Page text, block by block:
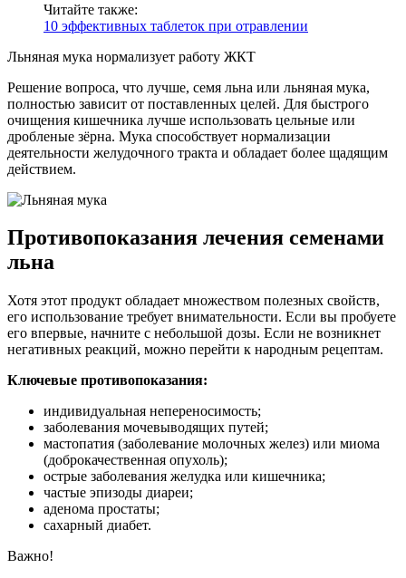
Читайте также:
10 эффективных таблеток при отравлении
Льняная мука нормализует работу ЖКТ
Решение вопроса, что лучше, семя льна или льняная мука,
полностью зависит от поставленных целей. Для быстрого
очищения кишечника лучше использовать цельные или
дробленые зёрна. Мука способствует нормализации
деятельности желудочного тракта и обладает более щадящим
действием.
Противопоказания лечения семенами
льна
Хотя этот продукт обладает множеством полезных свойств,
его использование требует внимательности. Если вы пробуете
его впервые, начните с небольшой дозы. Если не возникнет
негативных реакций, можно перейти к народным рецептам.
Ключевые противопоказания:
индивидуальная непереносимость;
заболевания мочевыводящих путей;
мастопатия (заболевание молочных желез) или миома
(доброкачественная опухоль);
острые заболевания желудка или кишечника;
частые эпизоды диареи;
аденома простаты;
сахарный диабет.
Важно!